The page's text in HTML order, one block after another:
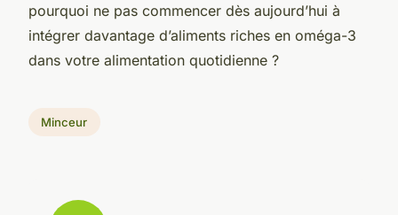
pourquoi ne pas commencer dès aujourd’hui à
intégrer davantage d’aliments riches en oméga-3
dans votre alimentation quotidienne ?
Minceur